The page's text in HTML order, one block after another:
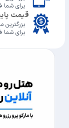
برای شما
قیمت
بزرگترین
برای شما